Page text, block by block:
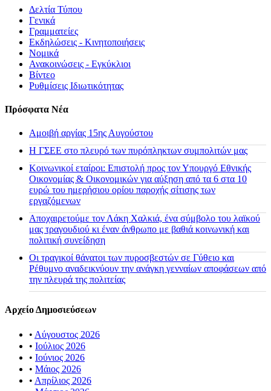
Δελτία Τύπου
Γενικά
Γραμματείες
Εκδηλώσεις - Κινητοποιήσεις
Νομικά
Ανακοινώσεις - Εγκύκλιοι
Βίντεο
Ρυθμίσεις Ιδιωτικότητας
Πρόσφατα Νέα
Αμοιβή αργίας 15ης Αυγούστου
H ΓΣΕΕ στο πλευρό των πυρόπληκτων συμπολιτών μας
Κοινωνικοί εταίροι: Επιστολή προς τον Υπουργό Εθνικής
Οικονομίας & Οικονομικών για αύξηση από τα 6 στα 10
ευρώ του ημερήσιου ορίου παροχής σίτισης των
εργαζόμενων
Αποχαιρετούμε τον Λάκη Χαλκιά, ένα σύμβολο του λαϊκού
μας τραγουδιού κι έναν άνθρωπο με βαθιά κοινωνική και
πολιτική συνείδηση
Οι τραγικοί θάνατοι των πυροσβεστών σε Γύθειο και
Ρέθυμνο αναδεικνύουν την ανάγκη γενναίων αποφάσεων από
την πλευρά της πολιτείας
Αρχείο Δημοσιεύσεων
• Αύγουστος 2026
• Ιούλιος 2026
• Ιούνιος 2026
• Μάιος 2026
• Απρίλιος 2026